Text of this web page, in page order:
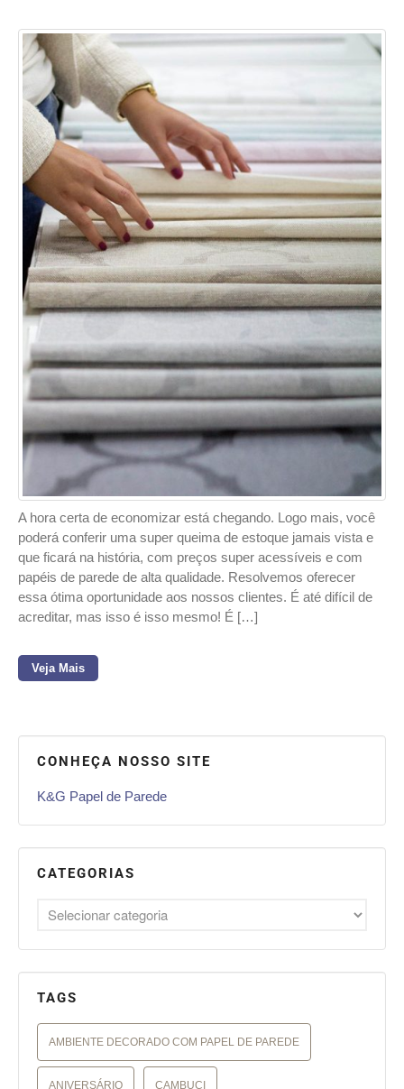
A hora certa de economizar está chegando. Logo mais, você
poderá conferir uma super queima de estoque jamais vista e
que ficará na história, com preços super acessíveis e com
papéis de parede de alta qualidade. Resolvemos oferecer
essa ótima oportunidade aos nossos clientes. É até difícil de
acreditar, mas isso é isso mesmo! É […]
Veja Mais
CONHEÇA NOSSO SITE
K&G Papel de Parede
CATEGORIAS
TAGS
AMBIENTE DECORADO COM PAPEL DE PAREDE
ANIVERSÁRIO CAMBUCI